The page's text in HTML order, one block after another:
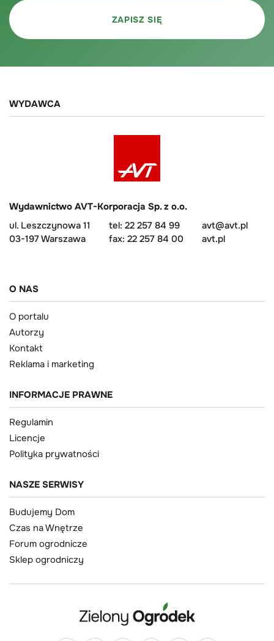
WYDAWCA
Wydawnictwo AVT-Korporacja Sp. z o.o.
ul. Leszczynowa 11
03-197 Warszawa
tel: 22 257 84 99
fax: 22 257 84 00
avt@avt.pl
avt.pl
O NAS
O portalu
Autorzy
Kontakt
Reklama i marketing
INFORMACJE PRAWNE
Regulamin
Licencje
Polityka prywatności
NASZE SERWISY
Budujemy Dom
Czas na Wnętrze
Forum ogrodnicze
Sklep ogrodniczy